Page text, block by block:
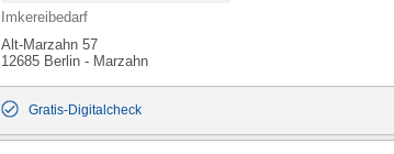
Imkereibedarf
Alt-Marzahn 57
12685 Berlin - Marzahn
Gratis-Digitalcheck